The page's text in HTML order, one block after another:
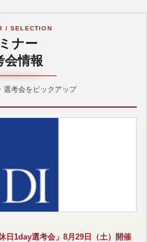
/ SELECTION
ナー
会情報
選考会をピックアップ
日1day選考会」8月29日（土）開催